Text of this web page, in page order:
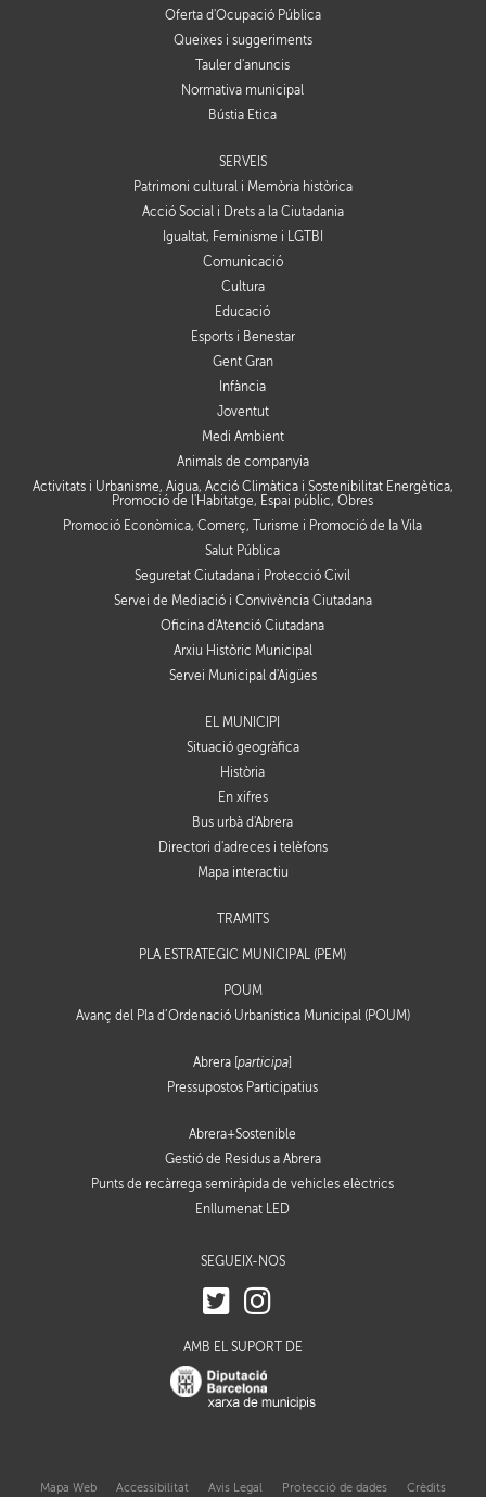
Oferta d'Ocupació Pública
Queixes i suggeriments
Tauler d'anuncis
Normativa municipal
Bústia Ètica
SERVEIS
Patrimoni cultural i Memòria històrica
Acció Social i Drets a la Ciutadania
Igualtat, Feminisme i LGTBI
Comunicació
Cultura
Educació
Esports i Benestar
Gent Gran
Infància
Joventut
Medi Ambient
Animals de companyia
Activitats i Urbanisme, Aigua, Acció Climàtica i Sostenibilitat Energètica,
Promoció de l'Habitatge, Espai públic, Obres
Promoció Econòmica, Comerç, Turisme i Promoció de la Vila
Salut Pública
Seguretat Ciutadana i Protecció Civil
Servei de Mediació i Convivència Ciutadana
Oficina d'Atenció Ciutadana
Arxiu Històric Municipal
Servei Municipal d'Aigües
EL MUNICIPI
Situació geogràfica
Història
En xifres
Bus urbà d'Abrera
Directori d'adreces i telèfons
Mapa interactiu
TRÀMITS
PLA ESTRATÈGIC MUNICIPAL (PEM)
POUM
Avanç del Pla d’Ordenació Urbanística Municipal (POUM)
Abrera [participa]
Pressupostos Participatius
Abrera+Sostenible
Gestió de Residus a Abrera
Punts de recàrrega semiràpida de vehicles elèctrics
Enllumenat LED
SEGUEIX-NOS
AMB EL SUPORT DE
Mapa Web Accessibilitat Avis Legal Protecció de dades Crèdits